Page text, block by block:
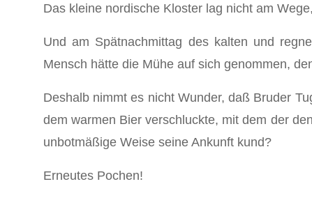
Das kleine nordische Kloster lag nicht am
Und am Spätnachmittag des kalten und
Mensch hätte die Mühe auf sich genommen,
Deshalb nimmt es nicht Wunder, daß Bruder
dem warmen Bier verschluckte, mit dem der
unbotmäßige Weise seine Ankunft kund?
Erneutes Pochen!